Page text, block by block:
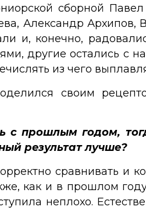
сборной
Александр
и, конечно,
другие остались с
из чего
своим
с прошлым годом,
результат лучше?
сравнивать и
как и в прошлом
неплохо.